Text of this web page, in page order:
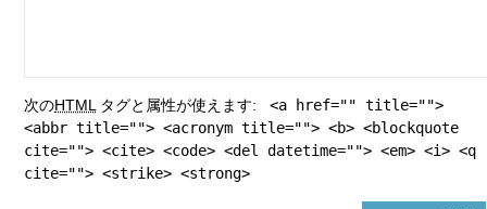
次のHTML タグと属性が使えます:
<a href="" title="">
<abbr title=""> <acronym title=""> <b> <blockquote
cite=""> <cite> <code> <del datetime=""> <em> <i> <q
cite=""> <strike> <strong>